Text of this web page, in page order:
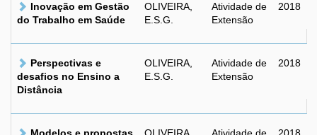
Inovação em Gestão
do Trabalho em Saúde
OLIVEIRA,
E.S.G.
Atividade de
Extensão
2018
Perspectivas e
desafios no Ensino a
Distância
OLIVEIRA,
E.S.G.
Atividade de
Extensão
2018